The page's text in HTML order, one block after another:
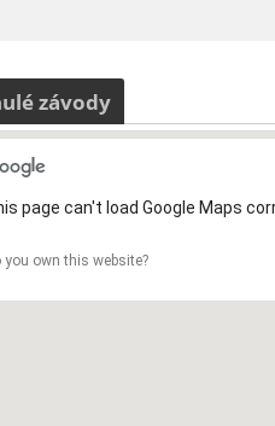
závody
page can't load Google Maps
you own this website?